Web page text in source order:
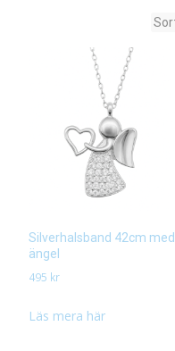
Silverhalsband 42cm med
ängel
495 kr
Läs mera här